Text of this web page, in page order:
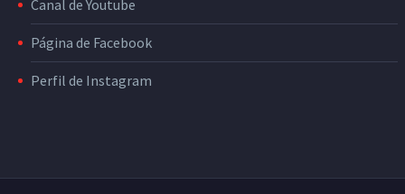
Canal de Youtube
Página de Facebook
Perfil de Instagram